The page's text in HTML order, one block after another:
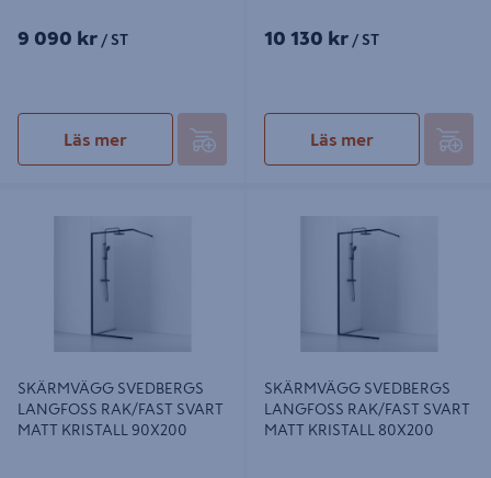
9 090 kr / ST
Läs mer
10 130 kr / ST
Läs mer
LANGFOSS RAK/FAST SVART
MATT KRISTALL 90X200
SKÄRMVÄGG SVEDBERGS
LANGFOSS RAK/FAST SVART
MATT KRISTALL 90X200
LANGFOSS RAK/FAST SVART
MATT KRISTALL 80X200
SKÄRMVÄGG SVEDBERGS
LANGFOSS RAK/FAST SVART
MATT KRISTALL 80X200